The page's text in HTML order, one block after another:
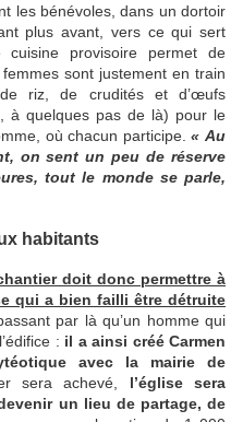
les bénévoles, dans un dortoir
plus avant, vers ce qui sert
cuisine provisoire permet de
sont justement en train
riz, de crudités et d’œufs
à quelques pas de là) pour le
où chacun participe.« Au
on sent un peu de réserve
tout le monde se parle,
habitants
doit donc permettre à
qui a bien failli être détruite
par là qu’un homme qui
: il a ainsi créé Carmen
avec la mairie de
sera achevé,
l’église sera
un lieu de partage, de